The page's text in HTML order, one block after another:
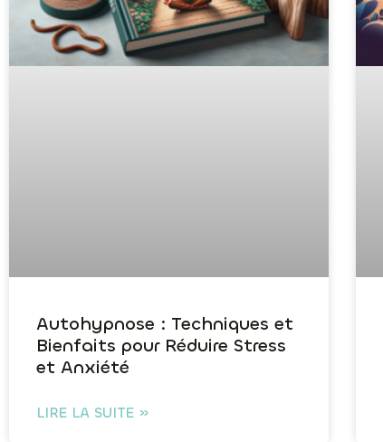
Autohypnose : Techniques et
Bienfaits pour Réduire Stress
et Anxiété
LIRE LA SUITE »